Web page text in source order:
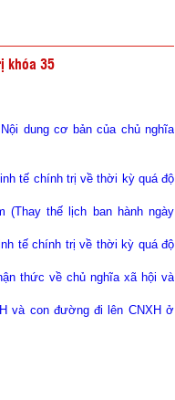
khóa 35
dung cơ bản của chủ nghĩa
tế chính trị về thời kỳ quá độ
thế lịch ban hành ngày
tế chính trị về thời kỳ quá độ
thức về chủ nghĩa xã hội và
và con đường đi lên CNXH ở